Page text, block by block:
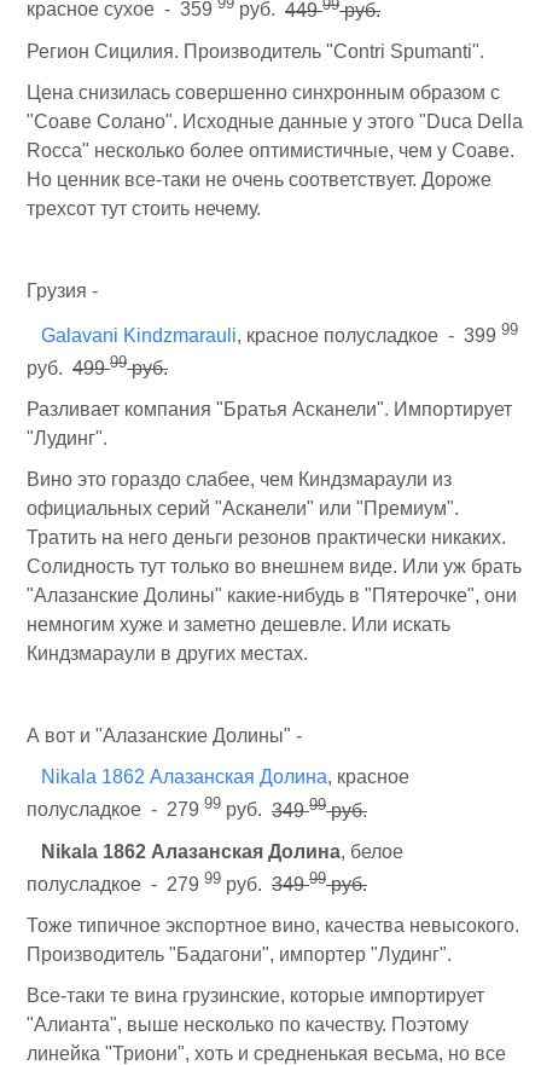
красное сухое - 359
руб. 449
руб.
Регион Сицилия. Производитель "Contri Spumanti".
Цена снизилась совершенно синхронным образом с
"Соаве Солано". Исходные данные у этого "Duca Della
Rocca" несколько более оптимистичные, чем у Соаве.
Но ценник все-таки не очень соответствует. Дороже
трехсот тут стоить нечему.
Грузия -
Galavani Kindzmarauli, красное полусладкое - 399 99
руб. 49999руб.
Разливает компания "Братья Асканели". Импортирует
"Лудинг".
Вино это гораздо слабее, чем Киндзмараули из
официальных серий "Асканели" или "Премиум".
Тратить на него деньги резонов практически никаких.
Солидность тут только во внешнем виде. Или уж брать
"Алазанские Долины" какие-нибудь в "Пятерочке", они
немногим хуже и заметно дешевле. Или искать
Киндзмараули в других местах.
А вот и "Алазанские Долины" -
Nikala 1862 Алазанская Долина, красное
полусладкое - 279 99 руб. 34999руб.
Nikala 1862 Алазанская Долина, белое
полусладкое - 279 99 руб. 34999руб.
Тоже типичное экспортное вино, качества невысокого.
Производитель "Бадагони", импортер "Лудинг".
Все-таки те вина грузинские, которые импортирует
"Алианта", выше несколько по качеству. Поэтому
линейка "Триони", хоть и средненькая весьма, но все